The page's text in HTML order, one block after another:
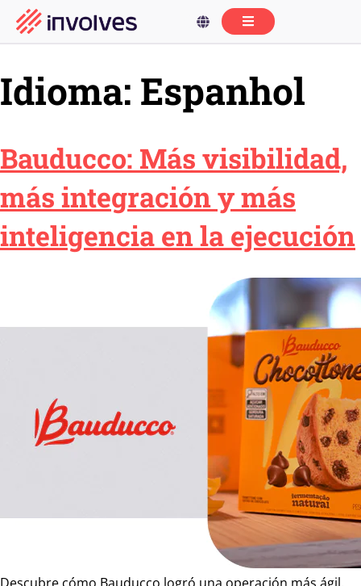
Idioma: Espanhol
Bauducco: Más visibilidad,
más integración y más
inteligencia en la ejecución